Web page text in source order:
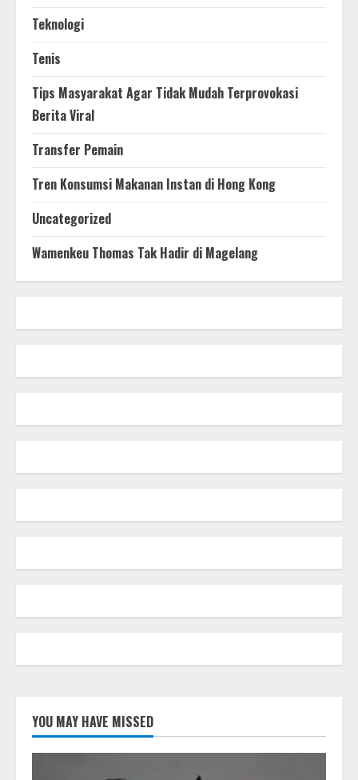
Teknologi
Tenis
Tips Masyarakat Agar Tidak Mudah Terprovokasi
Berita Viral
Transfer Pemain
Tren Konsumsi Makanan Instan di Hong Kong
Uncategorized
Wamenkeu Thomas Tak Hadir di Magelang
YOU MAY HAVE MISSED